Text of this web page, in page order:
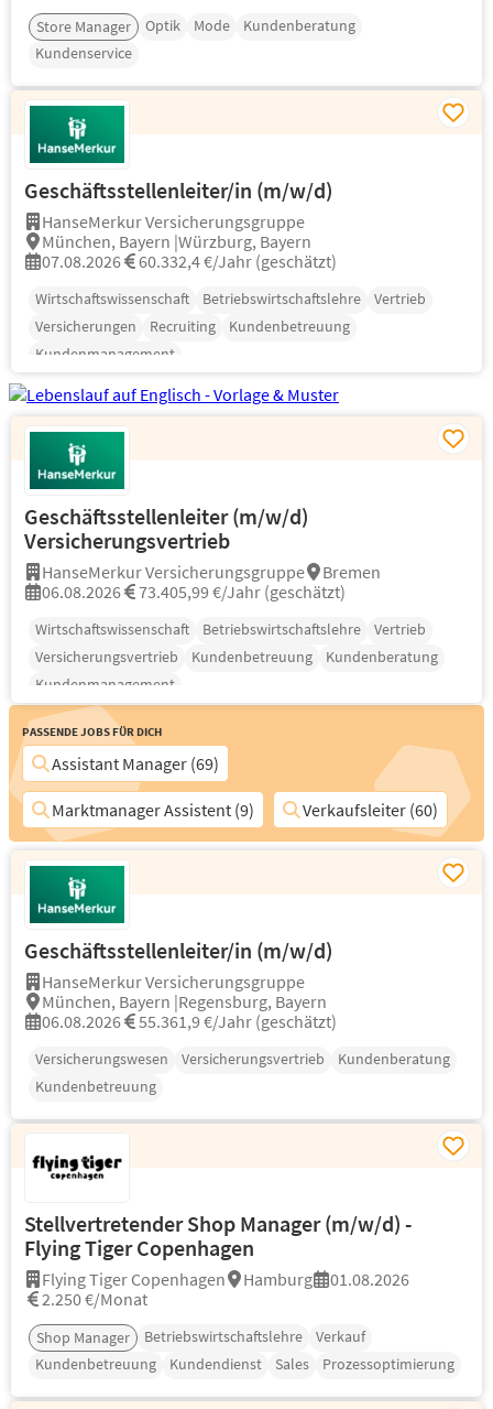
Store Manager Optik Mode
Kundenberatung
Kundenservice
Geschäftsstellenleiter/in (m/w/d)
HanseMerkur Versicherungsgruppe
München, Bayern |Würzburg, Bayern
07.08.2026
60.332,4 €/Jahr (geschätzt)
Wirtschaftswissenschaft Betriebswirtschaftslehre
Vertrieb
Versicherungen
Recruiting
Kundenbetreuung
Kundenmanagement
Geschäftsstellenleiter (m/w/d)
Versicherungsvertrieb
HanseMerkur Versicherungsgruppe
Bremen
06.08.2026
73.405,99 €/Jahr (geschätzt)
Wirtschaftswissenschaft Betriebswirtschaftslehre
Vertrieb
Versicherungsvertrieb
Kundenbetreuung
Kundenberatung
Kundenmanagement
Passende Jobs für Dich
Assistant Manager (69)
Marktmanager Assistent (9) Verkaufsleiter (60)
Geschäftsstellenleiter/in (m/w/d)
HanseMerkur Versicherungsgruppe
München, Bayern |Regensburg, Bayern
06.08.2026
55.361,9 €/Jahr (geschätzt)
Versicherungswesen Versicherungsvertrieb
Kundenberatung
Kundenbetreuung
Stellvertretender Shop Manager (m/w/d) -
Flying Tiger Copenhagen
Flying Tiger Copenhagen Hamburg
01.08.2026
2.250 €/Monat
Shop Manager Betriebswirtschaftslehre
Verkauf
Kundenbetreuung
Kundendienst Sales Prozessoptimierung